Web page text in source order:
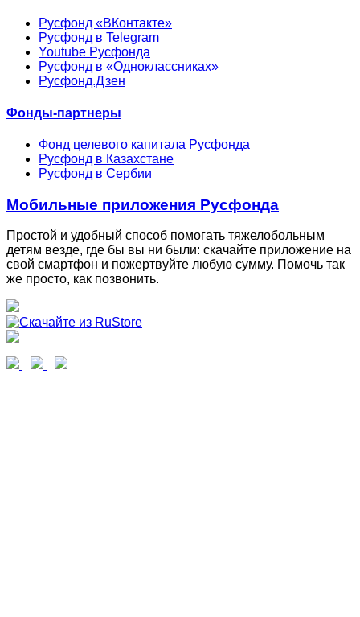
Русфонд «ВКонтакте»
Русфонд в Telegram
Youtube Русфонда
Русфонд в «Одноклассниках»
Русфонд.Дзен
Фонды-партнеры
Фонд целевого капитала Русфонда
Русфонд в Казахстане
Русфонд в Сербии
Мобильные приложения Русфонда
Простой и удобный способ помогать тяжелобольным
детям везде, где бы вы ни были: скачайте приложение на
свой смартфон и пожертвуйте любую сумму. Помочь так
же просто, как позвонить.